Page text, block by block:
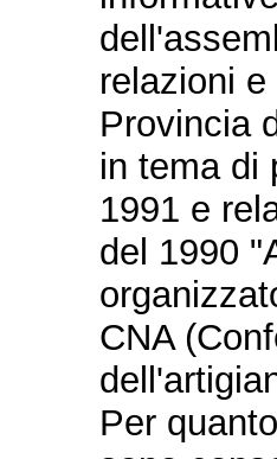
relazioni
Provincia
in tema di
1991 e
del 1990
CNA
Per